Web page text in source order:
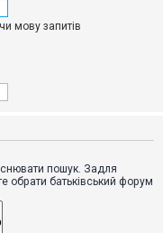
мову запитів
пошук. Задля
обрати батьківський форум